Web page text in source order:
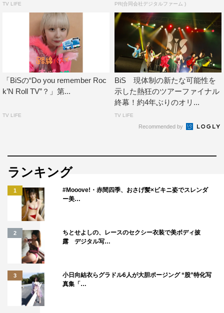
会場から割れんばかりの拍手喝采が起こり、メンバーが再
りかけていく。まず、この日で脱退することが発表されて
日完売したことも本当に皆さんのおかげでここに立ってラ
イブができていることをすごくうれしく思います」と喜び
の気持ちを。
続けて「私にとってのBiSの活動はかけがえのない日々で
した。自分を救ってくれた音楽のある場所に立って、人前
に立って歌える場所があることを1日1日生きようと思える
意味があることを、当たり前じゃなくて、みんなと出会え
たことも全然当たり前じゃなくて、自分1人で生きてるだ
けでは知らなかった感情をたくさんもらいました」と振り
返った。
TV LIFE PR(合同会社デジタルファーム )
「BiSの“Do you remember Roc
k’N Roll TV”？」第...
TV LIFE
BiS 現体制の新たな可能性を
示した熱狂のツアーファイナル
終幕！約4年ぶりのオリ...
TV LIFE
Recommended by
ランキング
1
#Mooove!・赤間四季、おさげ髪×ビキニ姿でスレンダ
ー美…
2
ちとせよしの、レースのセクシー衣装で美ボディ披
露 デジタル写…
3
小日向結衣らグラドル6人が大胆ポージング “股”特化写
真集「…